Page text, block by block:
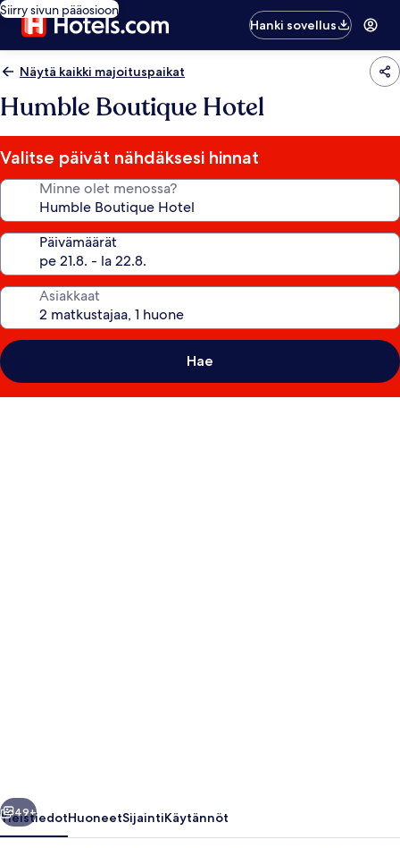
Siirry sivun pääosioon
Hanki sovellus
Näytä kaikki majoituspaikat
Humble Boutique Hotel
Valitse päivät nähdäksesi hinnat
Minne olet menossa?
Päivämäärät
Asiakkaat
Hae
Seuraava
49+
YleistiedotHuoneetSijaintiKäytännöt